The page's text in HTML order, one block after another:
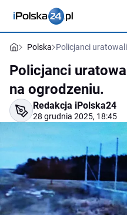
Polska Policjanci
Policjanci
na ogrodzeniu.
Redakcja iPolska24
28 grudnia 2025, 18:45